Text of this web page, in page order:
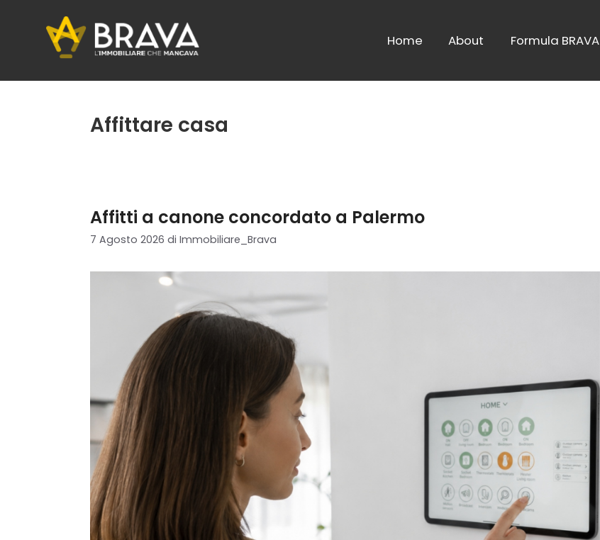
Home About Formula BRAVA
contenuto
Affittare casa
Affitti a canone concordato a Palermo
7 Agosto 2026 di Immobiliare_Brava